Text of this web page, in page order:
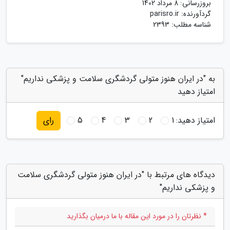
بروزرسانی: 8 مرداد 1402
گردآورنده: parisro.ir
شناسه مطلب: 2393
به "در ایران هنوز متولی گردشگری سلامت و پزشکی نداریم"
امتیاز دهید
امتیاز دهید:1
2
3
4
5 رای
دیدگاه های مرتبط با "در ایران هنوز متولی گردشگری سلامت
و پزشکی نداریم"
* نظرتان را در مورد این مقاله با ما درمیان بگذارید